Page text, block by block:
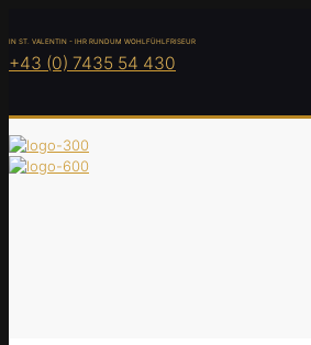
IN ST. VALENTIN - IHR RUNDUM WOHLFÜHLFRISEUR
+43 (0) 7435 54 430